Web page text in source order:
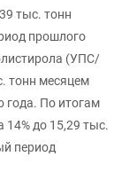
тыс. тонн
прошлого
(УПС/
тонн месяцем
года. По итогам
до 15,29 тыс.
период